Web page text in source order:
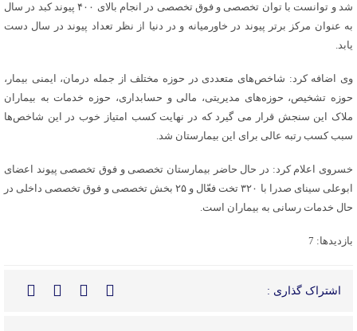
شد و توانست با توان تخصصی و فوق تخصصی در انجام بالای ۴۰۰ پیوند کبد در سال
به عنوان مرکز برتر پیوند در خاورمیانه و در دنیا از نظر تعداد پیوند در سال دست
یابد.
وی اضافه کرد: شاخص‌های متعددی در حوزه مختلف از جمله درمان، ایمنی بیمار،
حوزه تشخیص، حوزه‌های مدیریتی، مالی و حسابداری، حوزه خدمات به بیماران
ملاک این سنجش قرار می گیرد که در نهایت کسب امتیاز خوب در این شاخص‌ها
سبب کسب رتبه عالی برای این بیمارستان شد.
خسروی اعلام کرد: در حال حاضر بیمارستان تخصصی و فوق تخصصی پیوند اعضای
ابوعلی سینای صدرا با ۳۲۰ تخت فعّال و ۲۵ بخش تخصصی و فوق تخصصی داخلی در
حال خدمات رسانی به بیماران است.
بازدیدها: 7
اشتراک گذاری :